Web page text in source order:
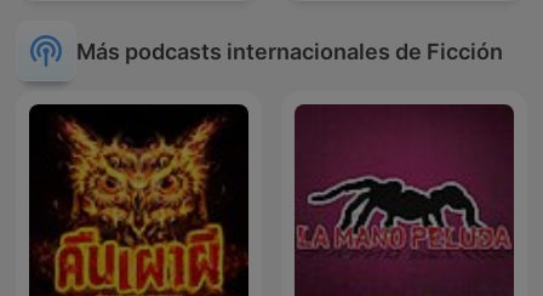
Más podcasts internacionales de Ficción